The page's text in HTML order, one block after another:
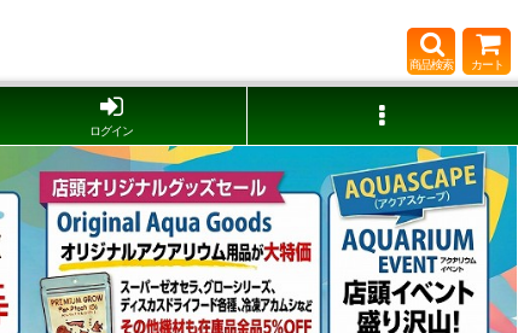
商品検索 カート
ログイン